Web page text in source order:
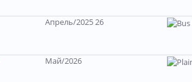
Апрель/2025 26
Май/2026